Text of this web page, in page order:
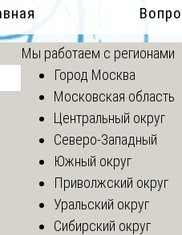
Мы работаем с регионами
Город Москва
Московская область
Центральный округ
Северо-Западный
Южный округ
Приволжский округ
Уральский округ
Сибирский округ